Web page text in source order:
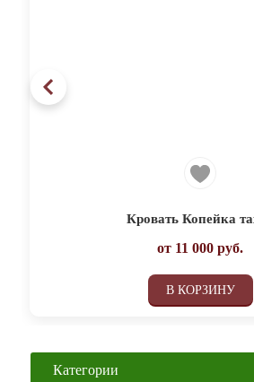
Категории
Кровать Копейка
от 11 000 руб.
В КОРЗИНУ